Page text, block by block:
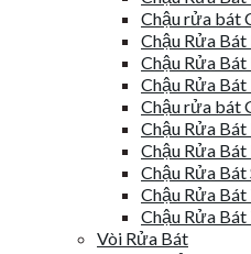
Chậu rửa bát
Chậu Rửa Bát
Chậu Rửa Bát
Chậu Rửa Bát
Chậu rửa bát
Chậu Rửa
Chậu Rửa Bát
Chậu Rửa Bát
Chậu Rửa Bát
Chậu Rửa Bát
Vòi Rửa Bát